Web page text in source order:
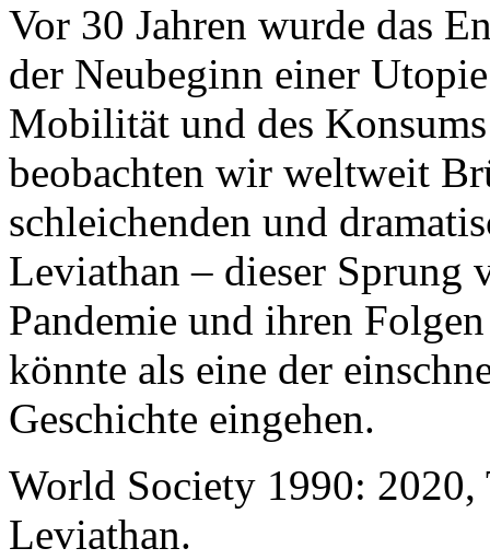
Vor 30 Jahren wurde das
der Neubeginn einer
Mobilität und des
beobachten wir weltweit
schleichenden und
Leviathan – dieser Sprung
Pandemie und ihren
könnte als eine der
Geschichte eingehen.
World Society 1990: 2020,
Leviathan.